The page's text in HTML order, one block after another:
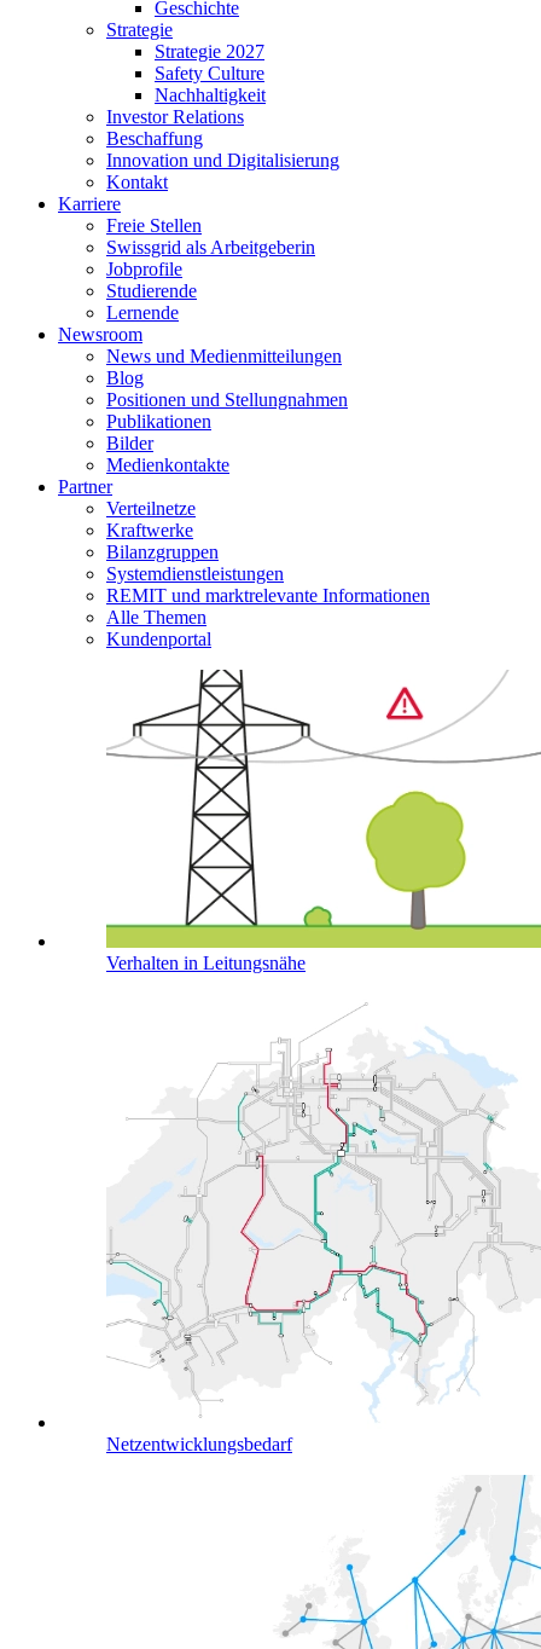
Geschichte
Strategie
Strategie 2027
Safety Culture
Nachhaltigkeit
Investor Relations
Beschaffung
Innovation und Digitalisierung
Kontakt
Karriere
Freie Stellen
Swissgrid als Arbeitgeberin
Jobprofile
Studierende
Lernende
Newsroom
News und Medienmitteilungen
Blog
Positionen und Stellungnahmen
Publikationen
Bilder
Medienkontakte
Partner
Verteilnetze
Kraftwerke
Bilanzgruppen
Systemdienstleistungen
REMIT und marktrelevante Informationen
Alle Themen
Kundenportal
Verhalten in Leitungsnähe
Netzentwicklungsbedarf